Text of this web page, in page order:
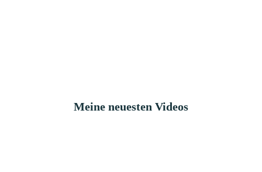
Meine neuesten Videos